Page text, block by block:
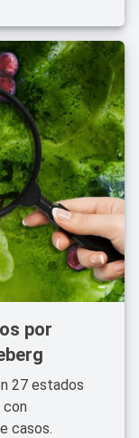
por
27 estados
con
casos.